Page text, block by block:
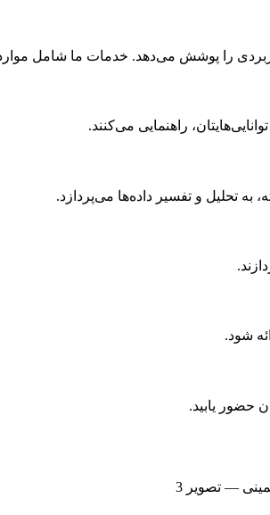
را پوشش می‌دهد. خدمات ما شامل
راهنمایی می‌کنند.
به تحلیل و تفسیر داده‌ها می‌پردازد.
شود.
حضور یابید.